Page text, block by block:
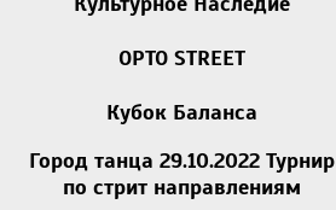
OPTO STREET
Кубок Баланса
Город танца 29.10.2022 Турнир
по стрит направлениям